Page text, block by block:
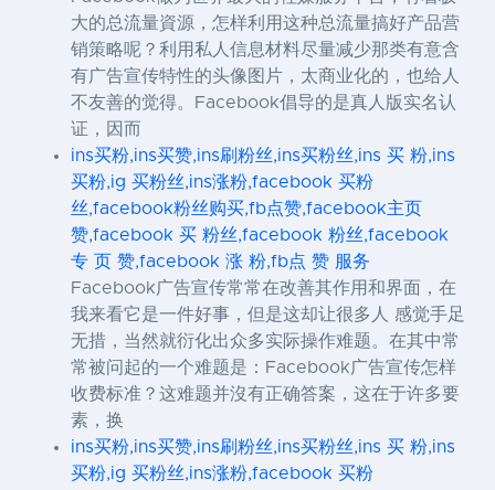
大的总流量資源，怎样利用这种总流量搞好产品营
销策略呢？利用私人信息材料尽量减少那类有意含
有广告宣传特性的头像图片，太商业化的，也给人
不友善的觉得。Facebook倡导的是真人版实名认
证，因而
ins买粉,ins买赞,ins刷粉丝,ins买粉丝,ins 买 粉,ins
买粉,ig 买粉丝,ins涨粉,facebook 买粉
丝,facebook粉丝购买,fb点赞,facebook主页
赞,facebook 买 粉丝,facebook 粉丝,facebook
专 页 赞,facebook 涨 粉,fb点 赞 服务
Facebook广告宣传常常在改善其作用和界面，在
我来看它是一件好事，但是这却让很多人 感觉手足
无措，当然就衍化出众多实际操作难题。在其中常
常被问起的一个难题是：Facebook广告宣传怎样
收费标准？这难题并沒有正确答案，这在于许多要
素，换
ins买粉,ins买赞,ins刷粉丝,ins买粉丝,ins 买 粉,ins
买粉,ig 买粉丝,ins涨粉,facebook 买粉